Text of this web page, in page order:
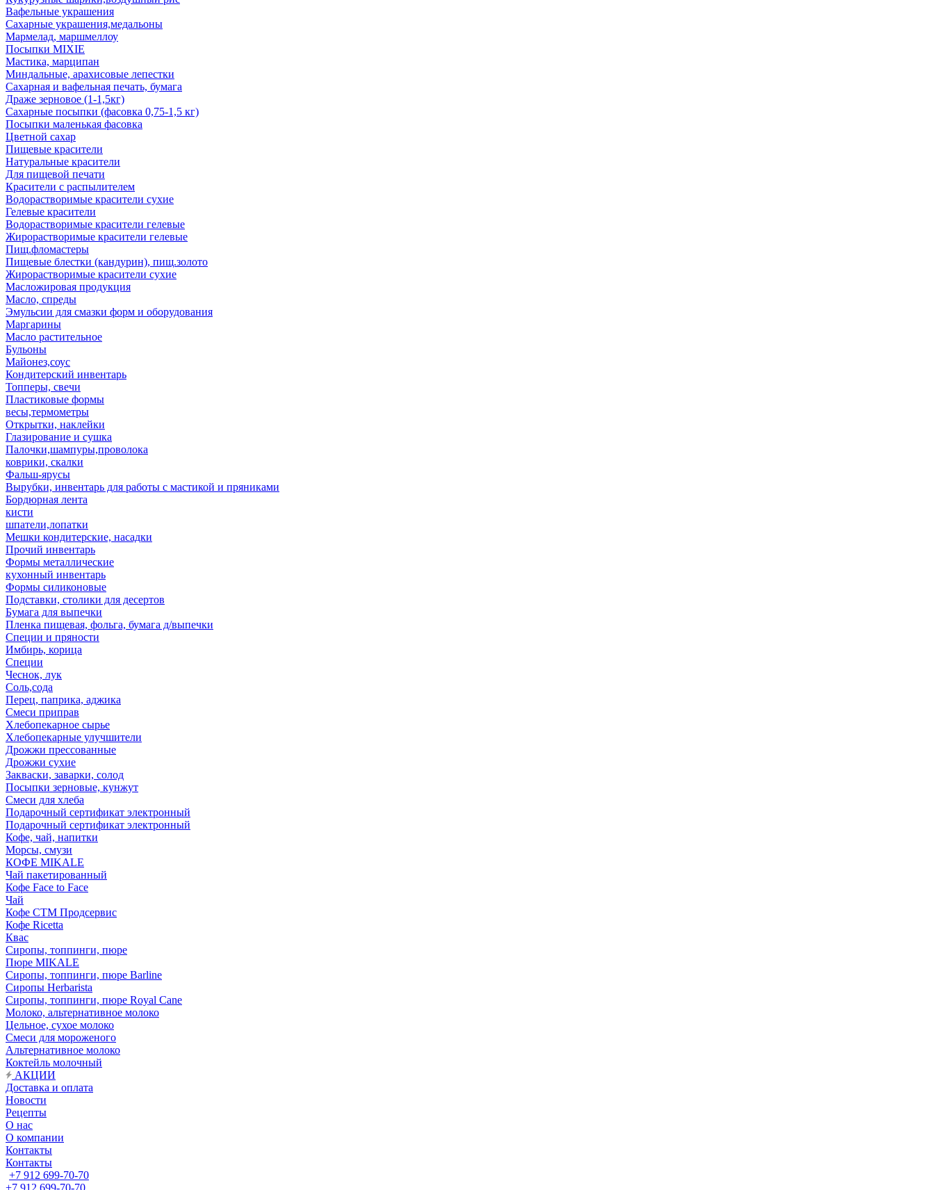
Вафельные украшения
Сахарные украшения,медальоны
Мармелад, маршмеллоу
Посыпки MIXIE
Мастика, марципан
Миндальные, арахисовые лепестки
Сахарная и вафельная печать, бумага
Драже зерновое (1-1,5кг)
Сахарные посыпки (фасовка 0,75-1,5 кг)
Посыпки маленькая фасовка
Цветной сахар
Пищевые красители
Натуральные красители
Для пищевой печати
Красители с распылителем
Водорастворимые красители сухие
Гелевые красители
Водорастворимые красители гелевые
Жирорастворимые красители гелевые
Пищ.фломастеры
Пищевые блестки (кандурин), пищ.золото
Жирорастворимые красители сухие
Масложировая продукция
Масло, спреды
Эмульсии для смазки форм и оборудования
Маргарины
Масло растительное
Бульоны
Майонез,соус
Кондитерский инвентарь
Топперы, свечи
Пластиковые формы
весы,термометры
Открытки, наклейки
Глазирование и сушка
Палочки,шампуры,проволока
коврики, скалки
Фальш-ярусы
Вырубки, инвентарь для работы с мастикой и пряниками
Бордюрная лента
кисти
шпатели,лопатки
Мешки кондитерские, насадки
Прочий инвентарь
Формы металлические
кухонный инвентарь
Формы силиконовые
Подставки, столики для десертов
Бумага для выпечки
Пленка пищевая, фольга, бумага д/выпечки
Специи и пряности
Имбирь, корица
Специи
Чеснок, лук
Соль,сода
Перец, паприка, аджика
Смеси приправ
Хлебопекарное сырье
Хлебопекарные улучшители
Дрожжи прессованные
Дрожжи сухие
Закваски, заварки, солод
Посыпки зерновые, кунжут
Смеси для хлеба
Подарочный сертификат электронный
Подарочный сертификат электронный
Кофе, чай, напитки
Морсы, смузи
КОФЕ MIKALE
Чай пакетированный
Кофе Face to Face
Чай
Кофе СТМ Продсервис
Кофе Ricetta
Квас
Сиропы, топпинги, пюре
Пюре MIKALE
Сиропы, топпинги, пюре Barline
Сиропы Herbarista
Сиропы, топпинги, пюре Royal Cane
Молоко, альтернативное молоко
Цельное, сухое молоко
Смеси для мороженого
Альтернативное молоко
Коктейль молочный
АКЦИИ
Доставка и оплата
Новости
Рецепты
О нас
О компании
Контакты
Контакты
+7 912 699-70-70
+7 912 699-70-70